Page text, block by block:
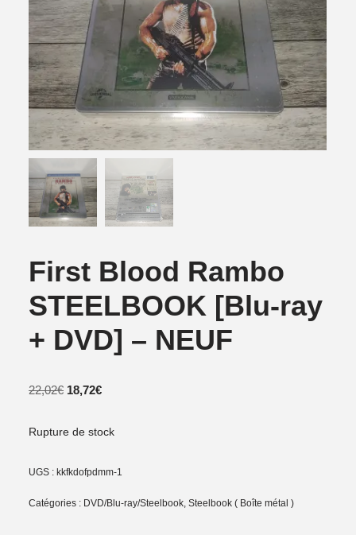
First Blood Rambo
STEELBOOK [Blu-ray
+ DVD] – NEUF
22,02€ 18,72€
Rupture de stock
UGS : kkfkdofpdmm-1
Catégories : DVD/Blu-ray/Steelbook,Steelbook ( Boîte métal )